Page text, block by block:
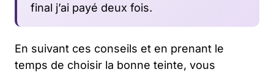
final j’ai payé deux fois.
En suivant ces conseils et en prenant le
temps de choisir la bonne teinte, vous